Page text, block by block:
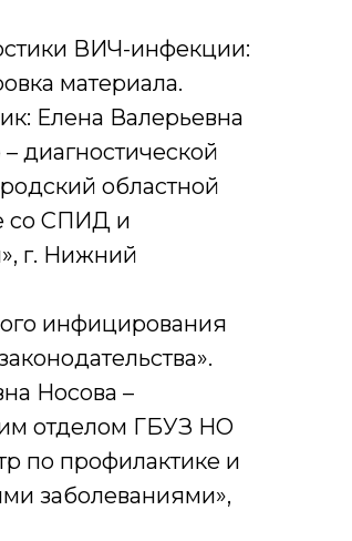
ВИЧ-инфекции:
материала.
Елена Валерьевна
диагностической
областной
со СПИД и
г. Нижний
инфицирования
Носова –
отделом ГБУЗ НО
по профилактике и
заболеваниями»,